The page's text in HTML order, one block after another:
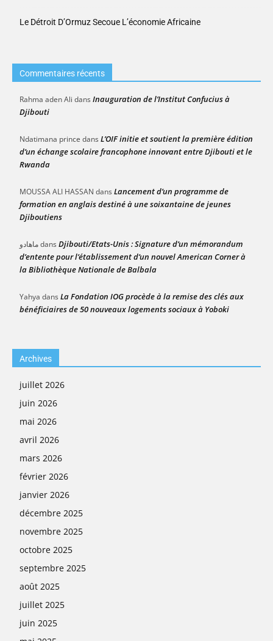
Le Détroit D’Ormuz Secoue L’économie Africaine
Commentaires récents
Rahma aden Ali dans Inauguration de l’Institut Confucius à
Djibouti
Ndatimana prince dans L’OIF initie et soutient la première édition
d’un échange scolaire francophone innovant entre Djibouti et le
Rwanda
MOUSSA ALI HASSAN dans Lancement d’un programme de
formation en anglais destiné à une soixantaine de jeunes
Djiboutiens
ماهادوdans Djibouti/Etats-Unis : Signature d’un mémorandum
d’entente pour l’établissement d’un nouvel American Corner à
la Bibliothèque Nationale de Balbala
Yahya dans La Fondation IOG procède à la remise des clés aux
bénéficiaires de 50 nouveaux logements sociaux à Yoboki
Archives
juillet 2026
juin 2026
mai 2026
avril 2026
mars 2026
février 2026
janvier 2026
décembre 2025
novembre 2025
octobre 2025
septembre 2025
août 2025
juillet 2025
juin 2025